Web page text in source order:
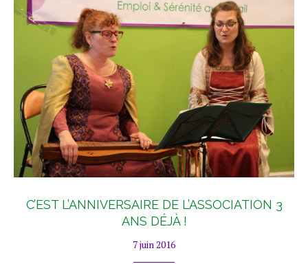
C’EST L’ANNIVERSAIRE DE L’ASSOCIATION 3
ANS DÉJÀ !
7 juin 2016